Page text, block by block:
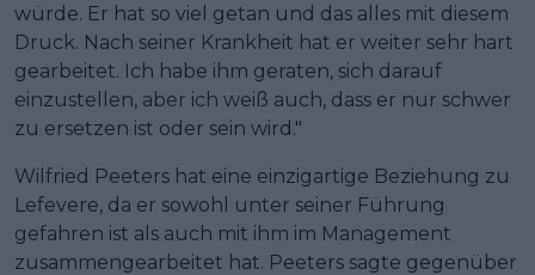
würde. Er hat so viel getan und das alles mit diesem
Druck. Nach seiner Krankheit hat er weiter sehr hart
gearbeitet. Ich habe ihm geraten, sich darauf
einzustellen, aber ich weiß auch, dass er nur schwer
zu ersetzen ist oder sein wird."
Wilfried Peeters hat eine einzigartige Beziehung zu
Lefevere, da er sowohl unter seiner Führung
gefahren ist als auch mit ihm im Management
zusammengearbeitet hat. Peeters sagte gegenüber